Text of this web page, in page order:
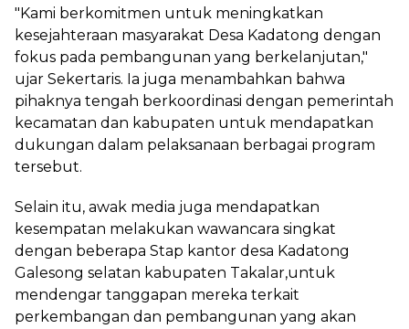
"Kami berkomitmen untuk meningkatkan
kesejahteraan masyarakat Desa Kadatong dengan
fokus pada pembangunan yang berkelanjutan,"
ujar Sekertaris. Ia juga menambahkan bahwa
pihaknya tengah berkoordinasi dengan pemerintah
kecamatan dan kabupaten untuk mendapatkan
dukungan dalam pelaksanaan berbagai program
tersebut.
Selain itu, awak media juga mendapatkan
kesempatan melakukan wawancara singkat
dengan beberapa Stap kantor desa Kadatong
Galesong selatan kabupaten Takalar,untuk
mendengar tanggapan mereka terkait
perkembangan dan pembangunan yang akan